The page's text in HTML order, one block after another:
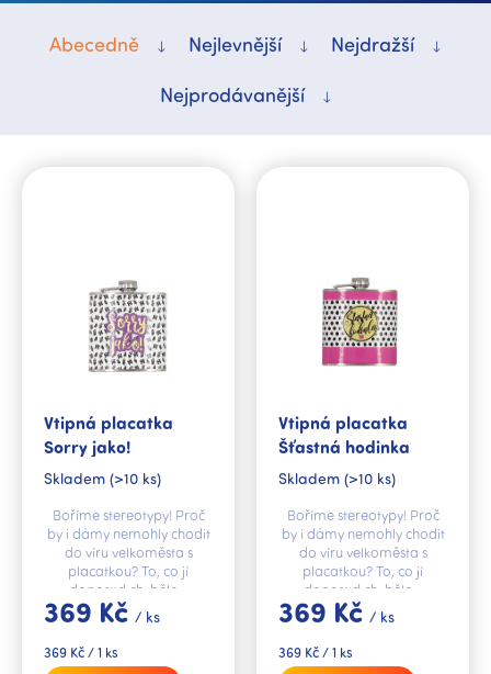
Abecedně Nejlevnější
Nejdražší
Nejprodávanější
Vtipná placatka
Sorry jako!
Skladem (>10 ks)
369 Kč / ks
Měrná
cena:
369 Kč / 1 ks
Boříme stereotypy! Proč
by i dámy nemohly chodit
do víru velkoměsta s
placatkou? To, co jí
doposud chybělo v
kabelce, je stylová
placatka s vtipným textem
„Sorry jako!“.
Vtipná placatka
Šťastná hodinka
Skladem (>10 ks)
369 Kč / ks
Měrná
cena:
369 Kč / 1 ks
Boříme stereotypy! Proč
by i dámy nemohly chodit
do víru velkoměsta s
placatkou? To, co jí
doposud chybělo v
kabelce, je stylová
placatka s vtipným textem
„Šťastná hodinka!“.